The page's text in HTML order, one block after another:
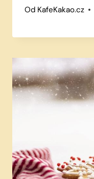
Od KafeKakao.cz